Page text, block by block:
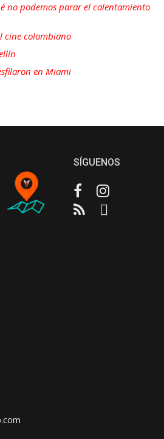
no podemos parar el calentamiento
cine colombiano
en Miami
SÍGUENOS
FacebookInstagram